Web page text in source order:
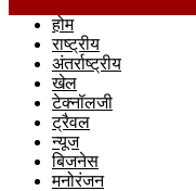
होम
राष्ट्रीय
अंतर्राष्ट्रीय
खेल
टेक्नॉलजी
ट्रैवल
न्यूज
बिजनेस
मनोरंजन